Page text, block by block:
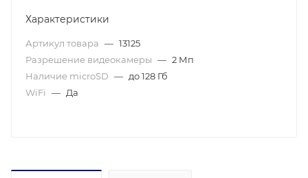
Характеристики
Артикул товара — 13125
Разрешение видеокамеры — 2 Мп
Наличие microSD — до 128 Гб
WiFi
— Да